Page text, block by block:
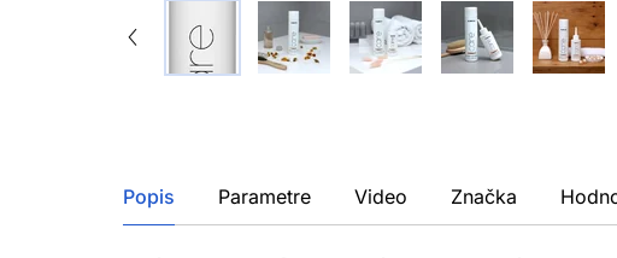
Popis Parametre Video Značka